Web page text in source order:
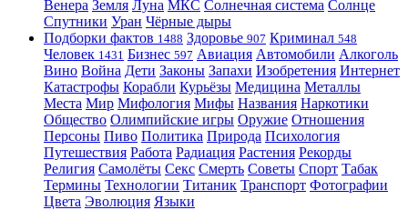
Венера Земля Луна МКС Солнечная система Солнце
Спутники Уран Чёрные дыры
Подборки фактов 1488 Здоровье 907 Криминал 548
Человек 1431 Бизнес 597 Авиация Автомобили Алкоголь
Вино Война Дети Законы Запахи Изобретения Интернет
Катастрофы Корабли Курьёзы Медицина Металлы
Места Мир Мифология Мифы Названия Наркотики
Общество Олимпийские игры Оружие Отношения
Персоны Пиво Политика Природа Психология
Путешествия Работа Радиация Растения Рекорды
Религия Самолёты Секс Смерть Советы Спорт Табак
Термины Технологии Титаник Транспорт Фотографии
Цвета Эволюция Языки